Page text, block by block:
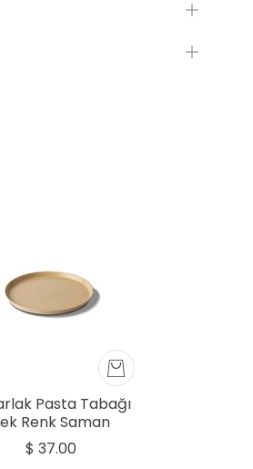
Pasta Tabağı
Renk Saman
$ 37.00